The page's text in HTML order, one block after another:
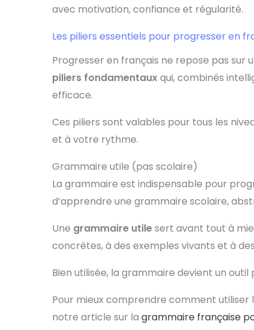
avec motivation, confiance et régularité.
Les piliers essentiels pour progresser en
Progresser en français ne repose pas sur
piliers fondamentauxqui, combinés
efficace.
Ces piliers sont valables pour tous les
et à votre rythme.
Grammaire utile (pas scolaire)
La grammaire est indispensable pour
d’apprendre une grammaire scolaire,
Une grammaire utilesert avant tout à
concrètes, à des exemples vivants et à
Bien utilisée, la grammaire devient un
Pour mieux comprendre comment
notre article sur lagrammaire française